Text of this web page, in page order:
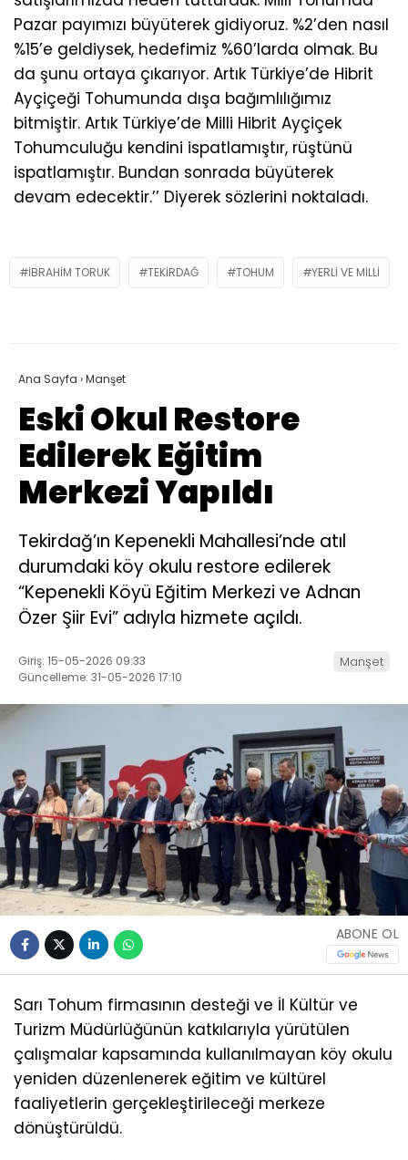
Pazar payımızı büyüterek gidiyoruz. %2’den nasıl
%15’e geldiysek, hedefimiz %60’larda olmak. Bu
da şunu ortaya çıkarıyor. Artık Türkiye’de Hibrit
Ayçiçeği Tohumunda dışa bağımlılığımız
bitmiştir. Artık Türkiye’de Milli Hibrit Ayçiçek
Tohumculuğu kendini ispatlamıştır, rüştünü
ispatlamıştır. Bundan sonrada büyüterek
devam edecektir.’’ Diyerek sözlerini noktaladı.
IBRAHIM TORUK TEKIRDAĞ TOHUM YERLI VE MILLI
Ana Sayfa ›Manşet
Eski Okul Restore
Edilerek Eğitim
Merkezi Yapıldı
Tekirdağ’ın Kepenekli Mahallesi’nde atıl
durumdaki köy okulu restore edilerek
“Kepenekli Köyü Eğitim Merkezi ve Adnan
Özer Şiir Evi” adıyla hizmete açıldı.
Giriş: 15-05-2026 09:33
Güncelleme: 31-05-2026 17:10
Manşet
ABONE OL
Sarı Tohum firmasının desteği ve İl Kültür ve
Turizm Müdürlüğünün katkılarıyla yürütülen
çalışmalar kapsamında kullanılmayan köy okulu
yeniden düzenlenerek eğitim ve kültürel
faaliyetlerin gerçekleştirileceği merkeze
dönüştürüldü.